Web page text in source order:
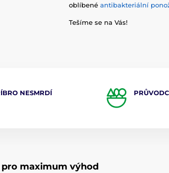
oblíbené antibakteriální
Tešíme se na Vás!
NESMRDÍ
pro maximum výhod